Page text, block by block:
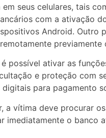
seus celulares, tais
com a ativação
Android. Outro
previamente
possível ativar as
e proteção com
para pagamento
a vítima deve procurar
imediatamente o banco